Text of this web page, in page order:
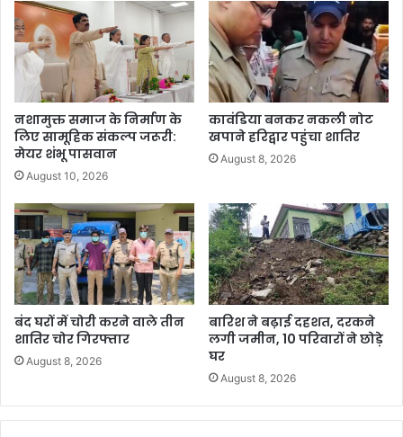
नशामुक्त समाज के निर्माण के
लिए सामूहिक संकल्प जरूरी:
मेयर शंभू पासवान
August 10, 2026
कावंडिया बनकर नकली नोट
खपाने हरिद्वार पहुंचा शातिर
August 8, 2026
बंद घरों में चोरी करने वाले तीन
शातिर चोर गिरफ्तार
August 8, 2026
बारिश ने बढ़ाई दहशत, दरकने
लगी जमीन, 10 परिवारों ने छोड़े
घर
August 8, 2026